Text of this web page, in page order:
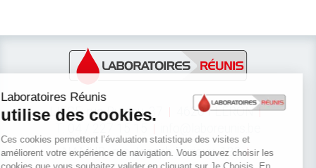
LIEGE: rue Bureau, 37
4620 FLERON
NAMUR : rue Joseph Durieux, 133